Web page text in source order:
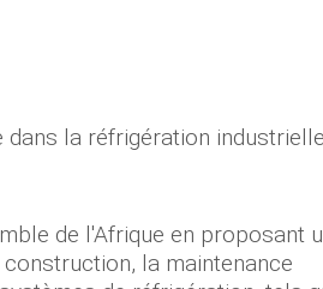
dans la réfrigération
de l'Afrique en proposant
la maintenance